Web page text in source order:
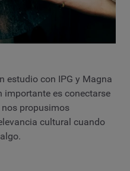
estudio con IPG y Magna
importante es conectarse
propusimos
cultural cuando